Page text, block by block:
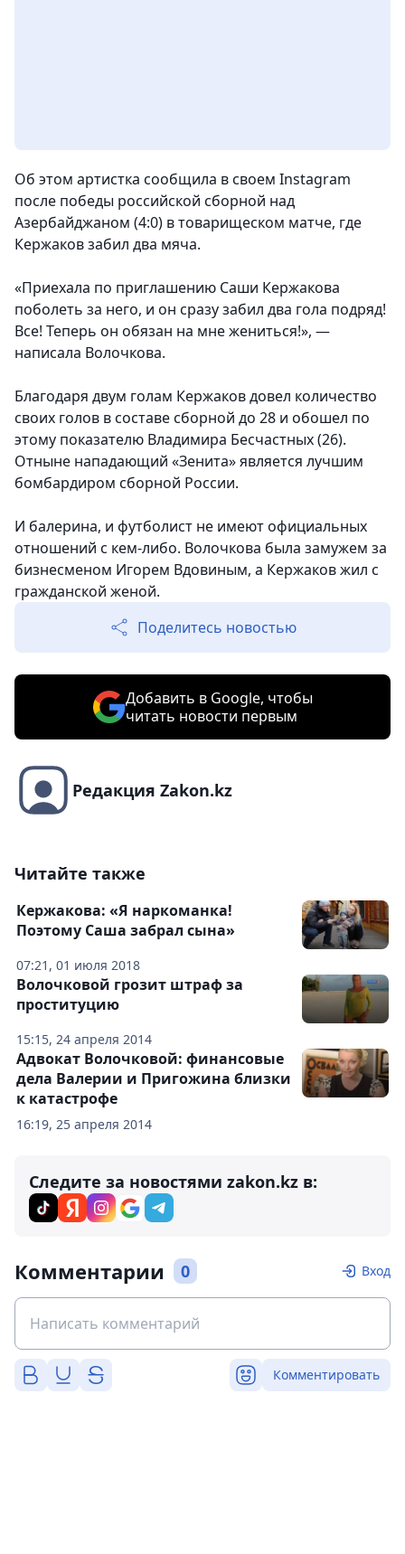
Об этом артистка сообщила в своем Instagram
после победы российской сборной над
Азербайджаном (4:0) в товарищеском матче, где
Кержаков забил два мяча.
«Приехала по приглашению Саши Кержакова
поболеть за него, и он сразу забил два гола подряд!
Все! Теперь он обязан на мне жениться!», —
написала Волочкова.
Благодаря двум голам Кержаков довел количество
своих голов в составе сборной до 28 и обошел по
этому показателю Владимира Бесчастных (26).
Отныне нападающий «Зенита» является лучшим
бомбардиром сборной России.
И балерина, и футболист не имеют официальных
отношений с кем-либо. Волочкова была замужем за
бизнесменом Игорем Вдовиным, а Кержаков жил с
гражданской женой.
Поделитесь новостью
Добавить в Google, чтобы
читать новости первым
Редакция Zakon.kz
Читайте также
07:21, 01 июля 2018
Кержакова: «Я наркоманка!
Поэтому Саша забрал сына»
15:15, 24 апреля 2014
Волочковой грозит штраф за
проституцию
16:19, 25 апреля 2014
Адвокат Волочковой: финансовые
дела Валерии и Пригожина близки
к катастрофе
Следите за новостями zakon.kz в:
Комментарии 0 Вход
Комментировать